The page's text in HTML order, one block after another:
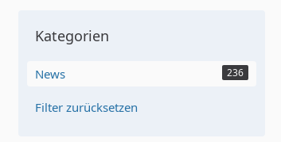
Kategorien
News 236
Filter zurücksetzen